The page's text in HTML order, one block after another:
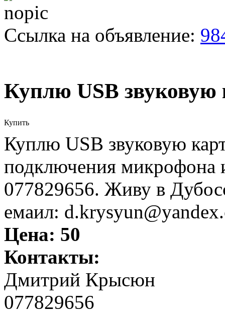
Ссылка на объявление:
Куплю USB звуковую
Купить
Куплю USB звуковую
подключения микрофона
077829656. Живу в
емаил:
Цена: 50
Контакты:
Дмитрий Крысюн
077829656